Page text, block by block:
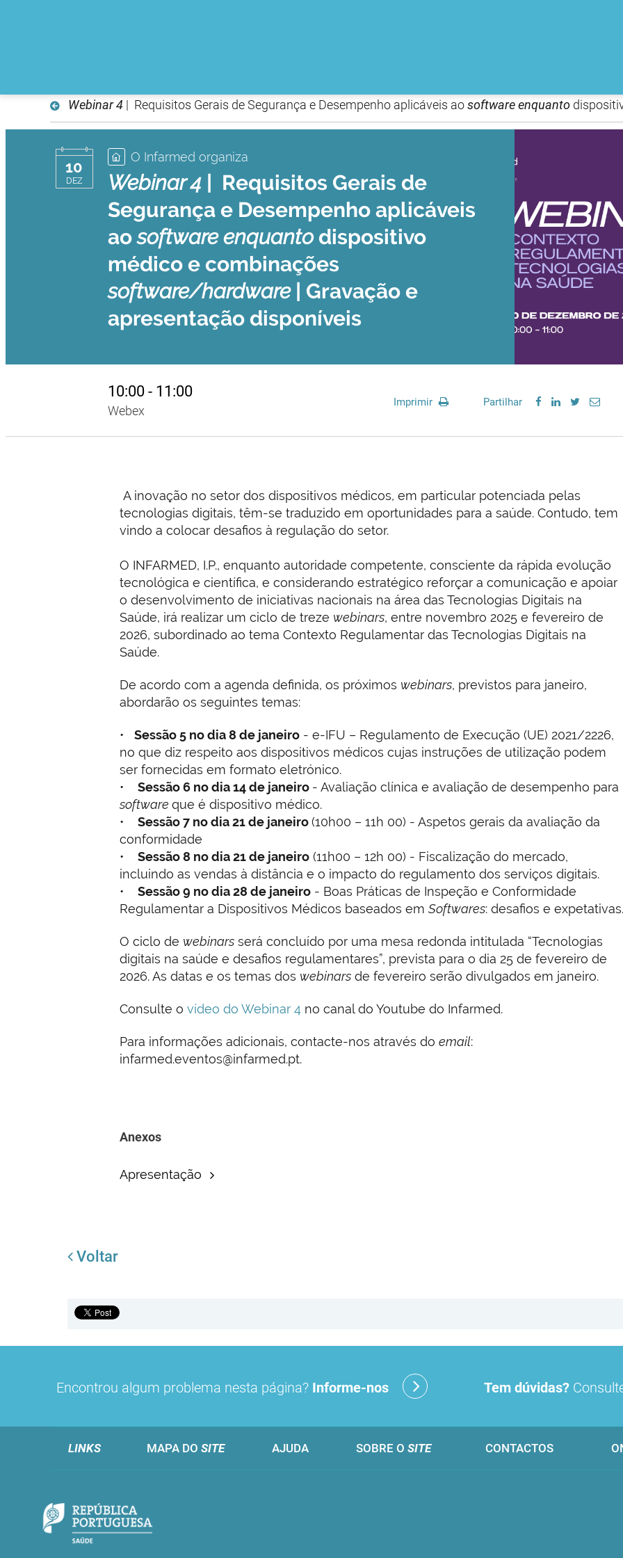
Webinar 4| Requisitos Gerais de Segurança e Desempenho aplicáveis aosoftware enquanto
10
DEZ
O Infarmed organiza
Webinar 4| Requisitos Gerais de
Segurança e Desempenho aplicáveis
aosoftware enquantodispositivo
médico e combinações
software/hardware| Gravação e
apresentação disponíveis
10:00 - 11:00
Webex
Imprimir Partilhar
A inovação no setor dos dispositivos médicos, em particular potenciada pelas
tecnologias digitais, têm-se traduzido em oportunidades para a saúde. Contudo, tem
vindo a colocar desafios à regulação do setor.
O INFARMED, I.P., enquanto autoridade competente, consciente da rápida evolução
tecnológica e científica, e considerando estratégico reforçar a comunicação e apoiar
o desenvolvimento de iniciativas nacionais na área das Tecnologias Digitais na
Saúde, irá realizar um ciclo de treze webinars, entre novembro 2025 e fevereiro de
2026, subordinado ao tema Contexto Regulamentar das Tecnologias Digitais na
Saúde.
De acordo com a agenda definida, os próximos webinars, previstos para janeiro,
abordarão os seguintes temas:
• Sessão 5 no dia 8 de janeiro - e-IFU – Regulamento de Execução (UE) 2021/2226,
no que diz respeito aos dispositivos médicos cujas instruções de utilização podem
ser fornecidas em formato eletrónico.
• Sessão 6 no dia 14 de janeiro - Avaliação clínica e avaliação de desempenho para
software que é dispositivo médico.
• Sessão 7 no dia 21 de janeiro(10h00 – 11h 00) - Aspetos gerais da avaliação da
conformidade
• Sessão 8 no dia 21 de janeiro (11h00 – 12h 00) - Fiscalização do mercado,
incluindo as vendas à distância e o impacto do regulamento dos serviços digitais.
• Sessão 9 no dia 28 de janeiro - Boas Práticas de Inspeção e Conformidade
Regulamentar a Dispositivos Médicos baseados em Softwares: desafios e expetativas.
O ciclo de webinars será concluído por uma mesa redonda intitulada “Tecnologias
digitais na saúde e desafios regulamentares”, prevista para o dia 25 de fevereiro de
2026. As datas e os temas dos webinars de fevereiro serão divulgados em janeiro.
Consulte o vídeo do Webinar 4 no canal do Youtube do Infarmed.
Para informações adicionais, contacte-nos através do email:
infarmed.eventos@infarmed.pt.
Anexos
Apresentação
Voltar
Encontrou algum problema nesta página? Informe-nos Tem dúvidas?
LINKS MAPA DO SITE AJUDA SOBRE O SITE CONTACTOS